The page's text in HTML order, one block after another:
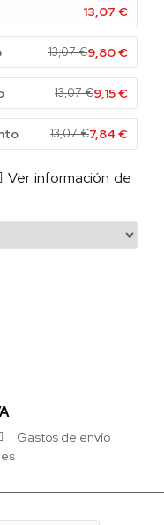
13,07 €
13,07€9,80€
13,07€9,15€
13,07€7,84 €
Ver información de
Gastos de envío